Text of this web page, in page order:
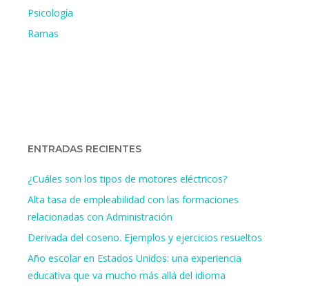
Psicología
Ramas
ENTRADAS RECIENTES
¿Cuáles son los tipos de motores eléctricos?
Alta tasa de empleabilidad con las formaciones
relacionadas con Administración
Derivada del coseno. Ejemplos y ejercicios resueltos
Año escolar en Estados Unidos: una experiencia
educativa que va mucho más allá del idioma